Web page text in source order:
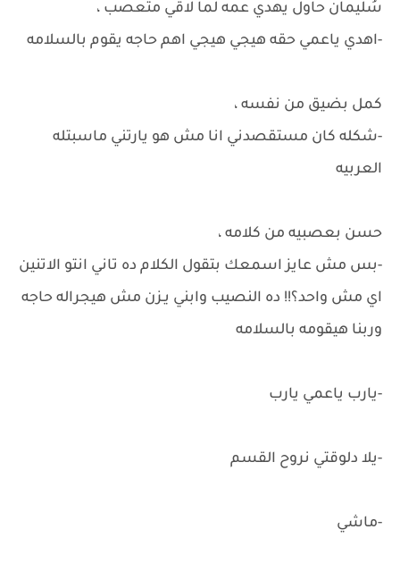
سُليمان حاول يهدي عمه لما لاقي متعصب ،
-اهدي ياعمي حقه هيجي هيجي اهم حاجه يقوم بالسلامه
كمل بضيق من نفسه ،
-شكله كان مستقصدني انا مش هو يارتني ماسبتله
العربيه
حسن بعصبيه من كلامه ،
-بس مش عايز اسمعك بتقول الكلام ده تاني انتو الاتنين
اي مش واحد؟!! ده النصيب وابني يـزن مش هيجراله حاجه
وربنا هيقومه بالسلامه
-يارب ياعمي يارب
-يلا دلوقتي نروح القسم
-ماشي